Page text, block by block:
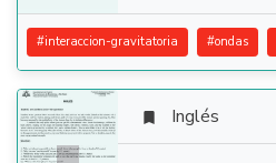
#interaccion-gravitatoria #ondas
 Inglés